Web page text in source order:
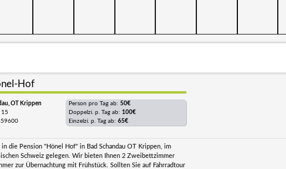
Hof
OT Krippen
15
Person pro Tag ab: 50€
Doppelzi. p. Tag ab: 100€
Einzelzi. p. Tag ab: 65€
die Pension "Hönel Hof" in Bad Schandau OT Krippen, im
Schweiz gelegen. Wir bieten Ihnen 2 Zweibettzimmer
zur Übernachtung mit Frühstück. Sollten Sie auf Fahrradtour